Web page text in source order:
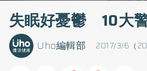
失眠好憂鬱 10大
2017/3/6（
Uho編輯部